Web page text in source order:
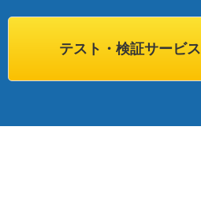
テスト・検証サービス